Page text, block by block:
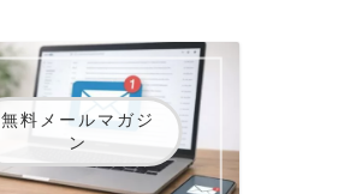
無料メールマガジ
ン